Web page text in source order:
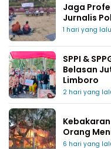
Jaga
Jurnalis
1 hari yang lalu
SPPI &
Belasan
Limboro
2 hari yang
Orang
6 hari yang